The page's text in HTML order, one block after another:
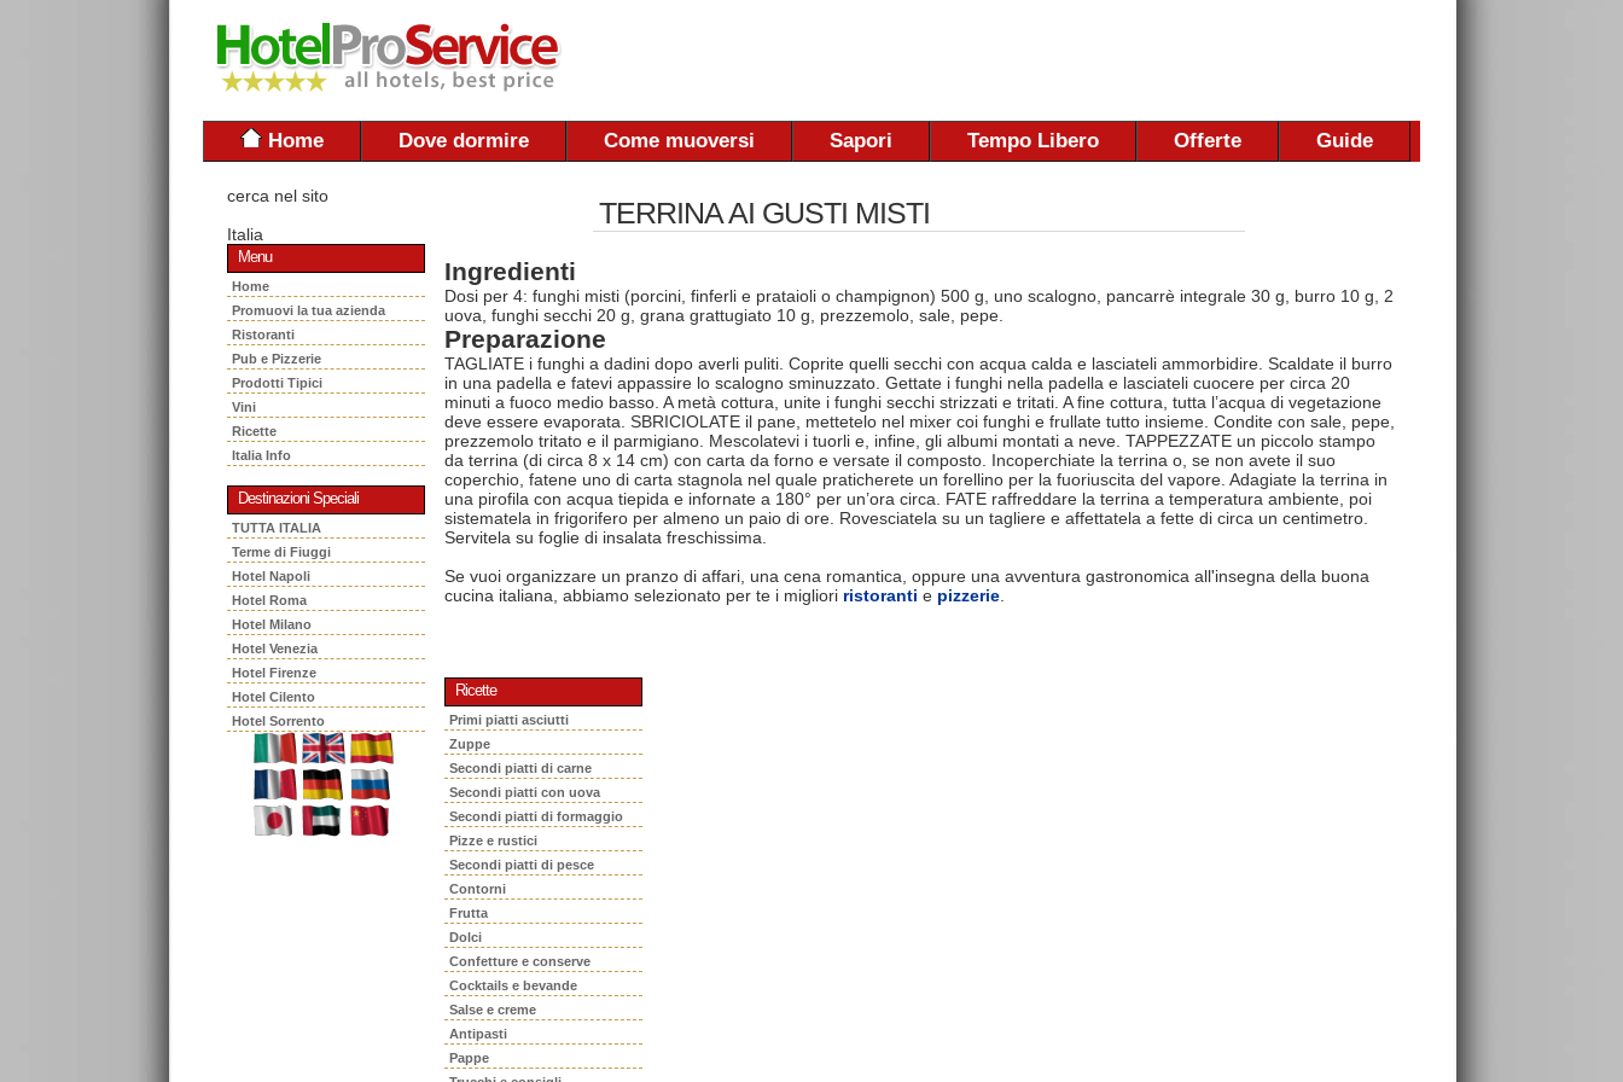
Home Dove dormire Come muoversi Sapori Tempo Libero Offerte Guide
cerca nel sito
Italia
Menu
Home
Promuovi la tua azienda
Ristoranti
Pub e Pizzerie
Prodotti Tipici
Vini
Ricette
Italia Info
Destinazioni Speciali
TUTTA ITALIA
Terme di Fiuggi
Hotel Napoli
Hotel Roma
Hotel Milano
Hotel Venezia
Hotel Firenze
Hotel Cilento
Hotel Sorrento
TERRINA AI GUSTI MISTI
Ingredienti
Dosi per 4: funghi misti (porcini, finferli e prataioli o champignon) 500 g, uno scalogno, pancarrè integrale 30 g, burro 10 g, 2
uova, funghi secchi 20 g, grana grattugiato 10 g, prezzemolo, sale, pepe.
Preparazione
TAGLIATE i funghi a dadini dopo averli puliti. Coprite quelli secchi con acqua calda e lasciateli ammorbidire. Scaldate il burro
in una padella e fatevi appassire lo scalogno sminuzzato. Gettate i funghi nella padella e lasciateli cuocere per circa 20
minuti a fuoco medio basso. A metà cottura, unite i funghi secchi strizzati e tritati. A fine cottura, tutta l’acqua di vegetazione
deve essere evaporata. SBRICIOLATE il pane, mettetelo nel mixer coi funghi e frullate tutto insieme. Condite con sale, pepe,
prezzemolo tritato e il parmigiano. Mescolatevi i tuorli e, infine, gli albumi montati a neve. TAPPEZZATE un piccolo stampo
da terrina (di circa 8 x 14 cm) con carta da forno e versate il composto. Incoperchiate la terrina o, se non avete il suo
coperchio, fatene uno di carta stagnola nel quale praticherete un forellino per la fuoriuscita del vapore. Adagiate la terrina in
una pirofila con acqua tiepida e infornate a 180° per un’ora circa. FATE raffreddare la terrina a temperatura ambiente, poi
sistematela in frigorifero per almeno un paio di ore. Rovesciatela su un tagliere e affettatela a fette di circa un centimetro.
Servitela su foglie di insalata freschissima.
Se vuoi organizzare un pranzo di affari, una cena romantica, oppure una avventura gastronomica all'insegna della buona
cucina italiana, abbiamo selezionato per te i migliori ristoranti e pizzerie
Ricette
Primi piatti asciutti
Zuppe
Secondi piatti di carne
Secondi piatti con uova
Secondi piatti di formaggio
Pizze e rustici
Secondi piatti di pesce
Contorni
Frutta
Dolci
Confetture e conserve
Cocktails e bevande
Salse e creme
Antipasti
Pappe